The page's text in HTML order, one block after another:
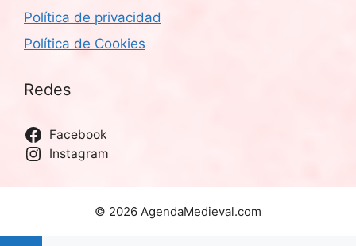
Política de privacidad
Política de Cookies
Redes
Facebook
Instagram
© 2026 AgendaMedieval.com